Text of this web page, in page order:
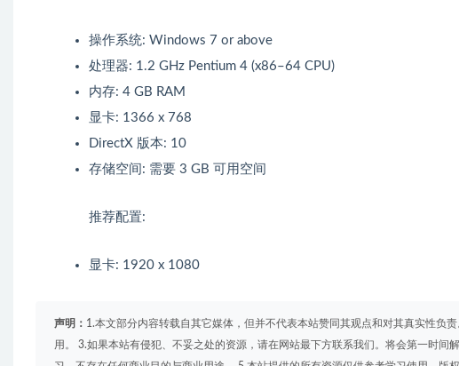
操作系统: Windows 7 or above
处理器: 1.2 GHz Pentium 4 (x86–64 CPU)
内存: 4 GB RAM
显卡: 1366 x 768
DirectX 版本: 10
存储空间: 需要 3 GB 可用空间
推荐配置:
显卡: 1920 x 1080
声明： 1.本文部分内容转载自其它媒体，但并不代表本站赞同其观点和对其真实性负
用。 3.如果本站有侵犯、不妥之处的资源，请在网站最下方联系我们。将会第一时